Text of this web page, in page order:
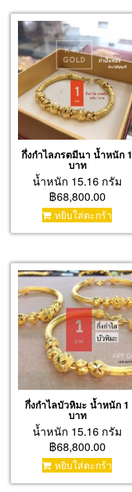
กึ่งกำไลภรตมีนา น้ำหนัก 1
บาท
น้ำหนัก 15.16 กรัม
฿68,800.00
หยิบใส่ตะกร้า
กึ่งกำไลบัวหิมะ น้ำหนัก 1
บาท
น้ำหนัก 15.16 กรัม
฿68,800.00
หยิบใส่ตะกร้า